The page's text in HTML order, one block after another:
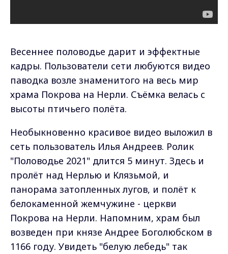
Весеннее половодье дарит и эффектные
кадры. Пользователи сети любуются видео
паводка возле знаменитого на весь мир
храма Покрова на Нерли. Съёмка велась с
высоты птичьего полёта.
Необыкновенно красивое видео выложил в
сеть пользователь Илья Андреев. Ролик
"Половодье 2021" длится 5 минут. Здесь и
пролёт над Нерлью и Клязьмой, и
панорама затопленных лугов, и полёт к
белокаменной жемчужине - церкви
Покрова на Нерли. Напомним, храм был
возведен при князе Андрее Боголюбском в
1166 году. Увидеть "белую лебедь" так